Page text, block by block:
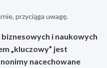
przyciąga uwagę.
i naukowych
„kluczowy” jest
nacechowane